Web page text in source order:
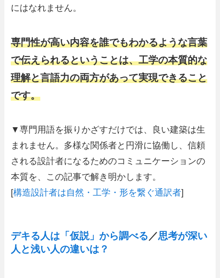
にはなれません。
専門性が高い内容を誰でもわかるような言葉
で伝えられるということは、工学の本質的な
理解と言語力の両方があって実現できること
です。
▼専門用語を振りかざすだけでは、良い建築は生
まれません。多様な関係者と円滑に協働し、信頼
される設計者になるためのコミュニケーションの
本質を、この記事で解き明かします。
[構造設計者は自然・工学・形を繋ぐ通訳者]
デキる人は「仮説」から調べる ／思考が深い
人と浅い人の違いは？